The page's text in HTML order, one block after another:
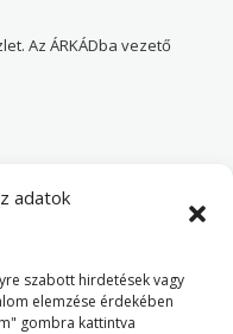
adatok
szabott hirdetések vagy
elemzése érdekében
gombra kattintva
Az ÁRKÁDba vezető